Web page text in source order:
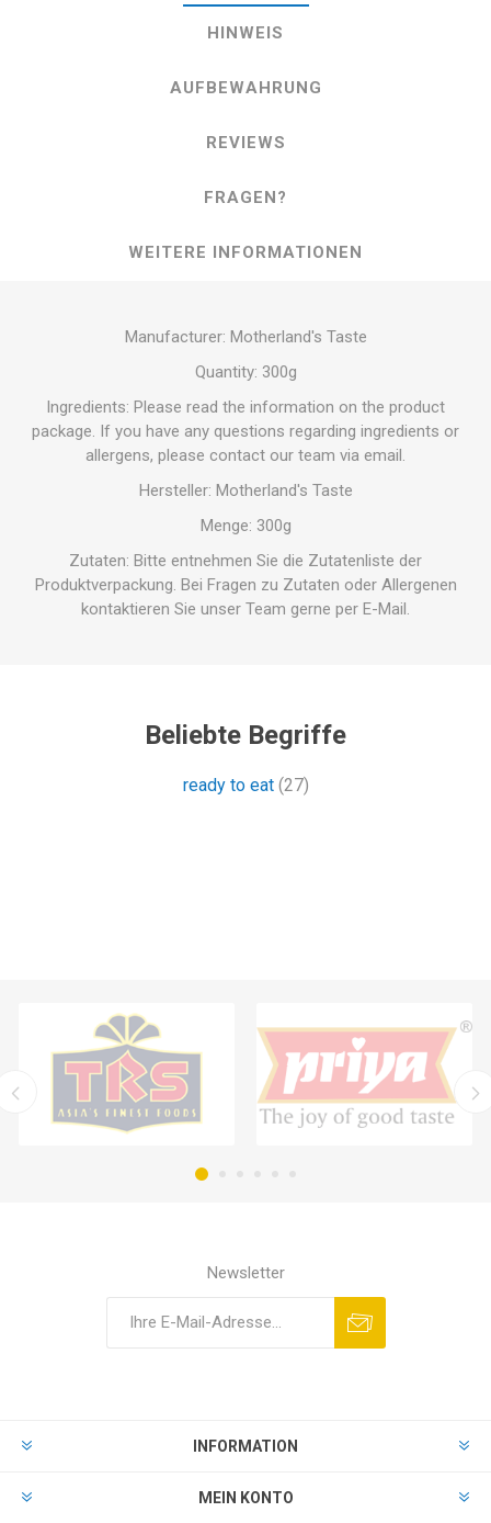
HINWEIS
AUFBEWAHRUNG
REVIEWS
FRAGEN?
WEITERE INFORMATIONEN
Manufacturer: Motherland's Taste
Quantity: 300g
Ingredients: Please read the information on the product
package. If you have any questions regarding ingredients or
allergens, please contact our team via email.
Hersteller: Motherland's Taste
Menge: 300g
Zutaten: Bitte entnehmen Sie die Zutatenliste der
Produktverpackung. Bei Fragen zu Zutaten oder Allergenen
kontaktieren Sie unser Team gerne per E-Mail.
Beliebte Begriffe
ready to eat (27)
Newsletter
INFORMATION
MEIN KONTO